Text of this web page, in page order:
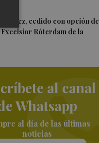
cedido con opción de
Róterdam de la
al canal
Whatsapp
al día de las últimas
noticias